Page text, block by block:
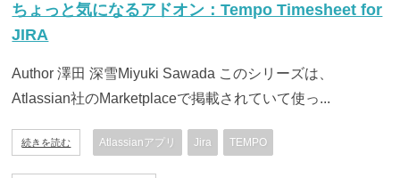
ちょっと気になるアドオン：Tempo Timesheet for
JIRA
Author 澤田 深雪Miyuki Sawada このシリーズは、
Atlassian社のMarketplaceで掲載されていて使っ...
続きを読む Atlassianアプリ Jira TEMPO